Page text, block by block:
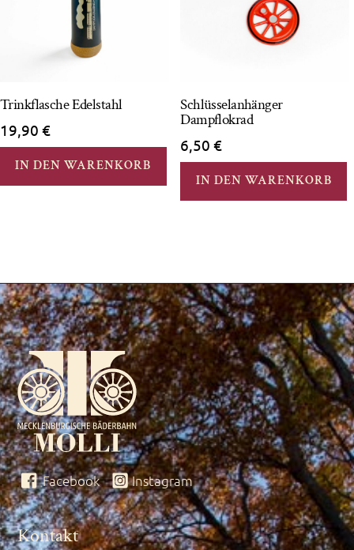
Trinkflasche Edelstahl
19,90 €
IN DEN WARENKORB
Schlüsselanhänger
Dampflokrad
6,50€
IN DEN WARENKORB
Facebook Instagram
Kontakt